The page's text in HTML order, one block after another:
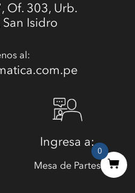
Of. 303, Urb.
Isidro
al:
Ingresa a:
Mesa de Partes
0